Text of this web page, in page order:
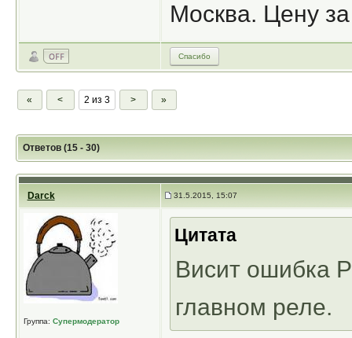
Москва. Цену
Спасибо
« < 2 из 3 > »
Ответов (15 - 30)
Darck 31.5.2015, 15:07
Группа: Супермодератор
Цитата
Висит ошибка
главном реле.